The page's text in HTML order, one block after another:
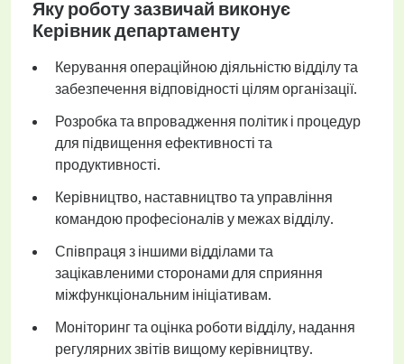
Яку роботу зазвичай виконує
Керівник департаменту
Керування операційною діяльністю відділу та
забезпечення відповідності цілям організації.
Розробка та впровадження політик і процедур
для підвищення ефективності та
продуктивності.
Керівництво, наставництво та управління
командою професіоналів у межах відділу.
Співпраця з іншими відділами та
зацікавленими сторонами для сприяння
міжфункціональним ініціативам.
Моніторинг та оцінка роботи відділу, надання
регулярних звітів вищому керівництву.